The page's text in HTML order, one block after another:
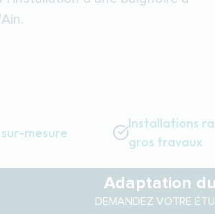
mesure
Installations
gros travaux
Adaptation
DEMANDEZ VOTRE